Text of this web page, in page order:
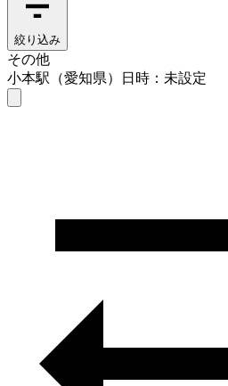
絞り込み
その他
小本駅（愛知県）
日時：未設定